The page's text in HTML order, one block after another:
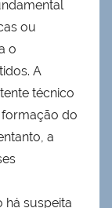
ou
o
A
técnico
do
a
suspeita